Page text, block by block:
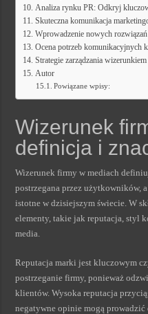
Analiza rynku PR: Odkryj
Skuteczna komunikacja
Wprowadzenie nowych
Ocena potrzeb komunikacyjnych
Strategie zarządzania
Autor
Powiązane wpisy:
Wizerunek
definicja i
Wizerunek firmy w mediach
postrzegana przez użytkowników,
istotne w dzisiejszym świecie. W
elementy, takie jak reputacja, styl
media.
Reputacja marki jest kluczowym
postrzeganie firmy, ponieważ
klientów. Wysoka reputacja
negatywne opinie mogą prowadzić